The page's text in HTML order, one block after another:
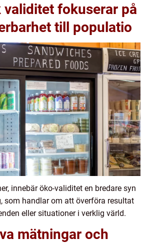
validitet fokuserar på
till populatio
innebär öko-validitet en bredare syn
som handlar om att överföra resultat
eller situationer i verklig värld.
mätningar och